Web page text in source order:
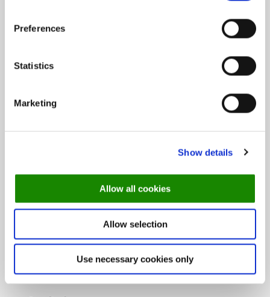
Preferences
Statistics
Marketing
Show details
Allow all cookies
Allow selection
Use necessary cookies only
Blog
Karrier